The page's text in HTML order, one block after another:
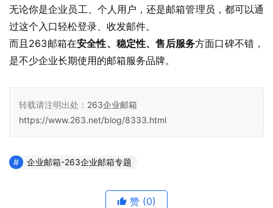
无论你是企业员工、个人用户，还是邮箱管理员，都可以通
过这个入口轻松登录、收发邮件。
而且263邮箱在安全性、稳定性、售后服务方面口碑不错，
是不少企业长期使用的邮箱服务品牌。
转载请注明出处： 263企业邮箱
https://www.263.net/blog/8333.html
企业邮箱-263企业邮箱专题
赞 (0)